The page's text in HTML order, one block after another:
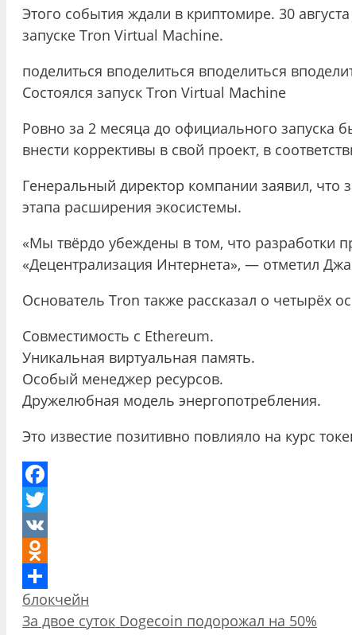
Этого события ждали в криптомире. 30
запуске Tron Virtual Machine.
поделиться вподелиться вподелиться
Состоялся запуск Tron Virtual Machine
Ровно за 2 месяца до официального запуска
внести коррективы в свой проект, в
Генеральный директор компании заявил, что
этапа расширения экосистемы.
«Мы твёрдо убеждены в том, что разработки
«Децентрализация Интернета», — отметил
Основатель Tron также рассказал о четырёх
Совместимость с Ethereum.
Уникальная виртуальная память.
Особый менеджер ресурсов.
Дружелюбная модель энергопотребления.
Это известие позитивно повлияло на курс
Facebook
Twitter
VK
Odnoklassniki
Отправить
Рубрики
блокчейн
Навигация
За двое суток Dogecoin подорожал на 50%